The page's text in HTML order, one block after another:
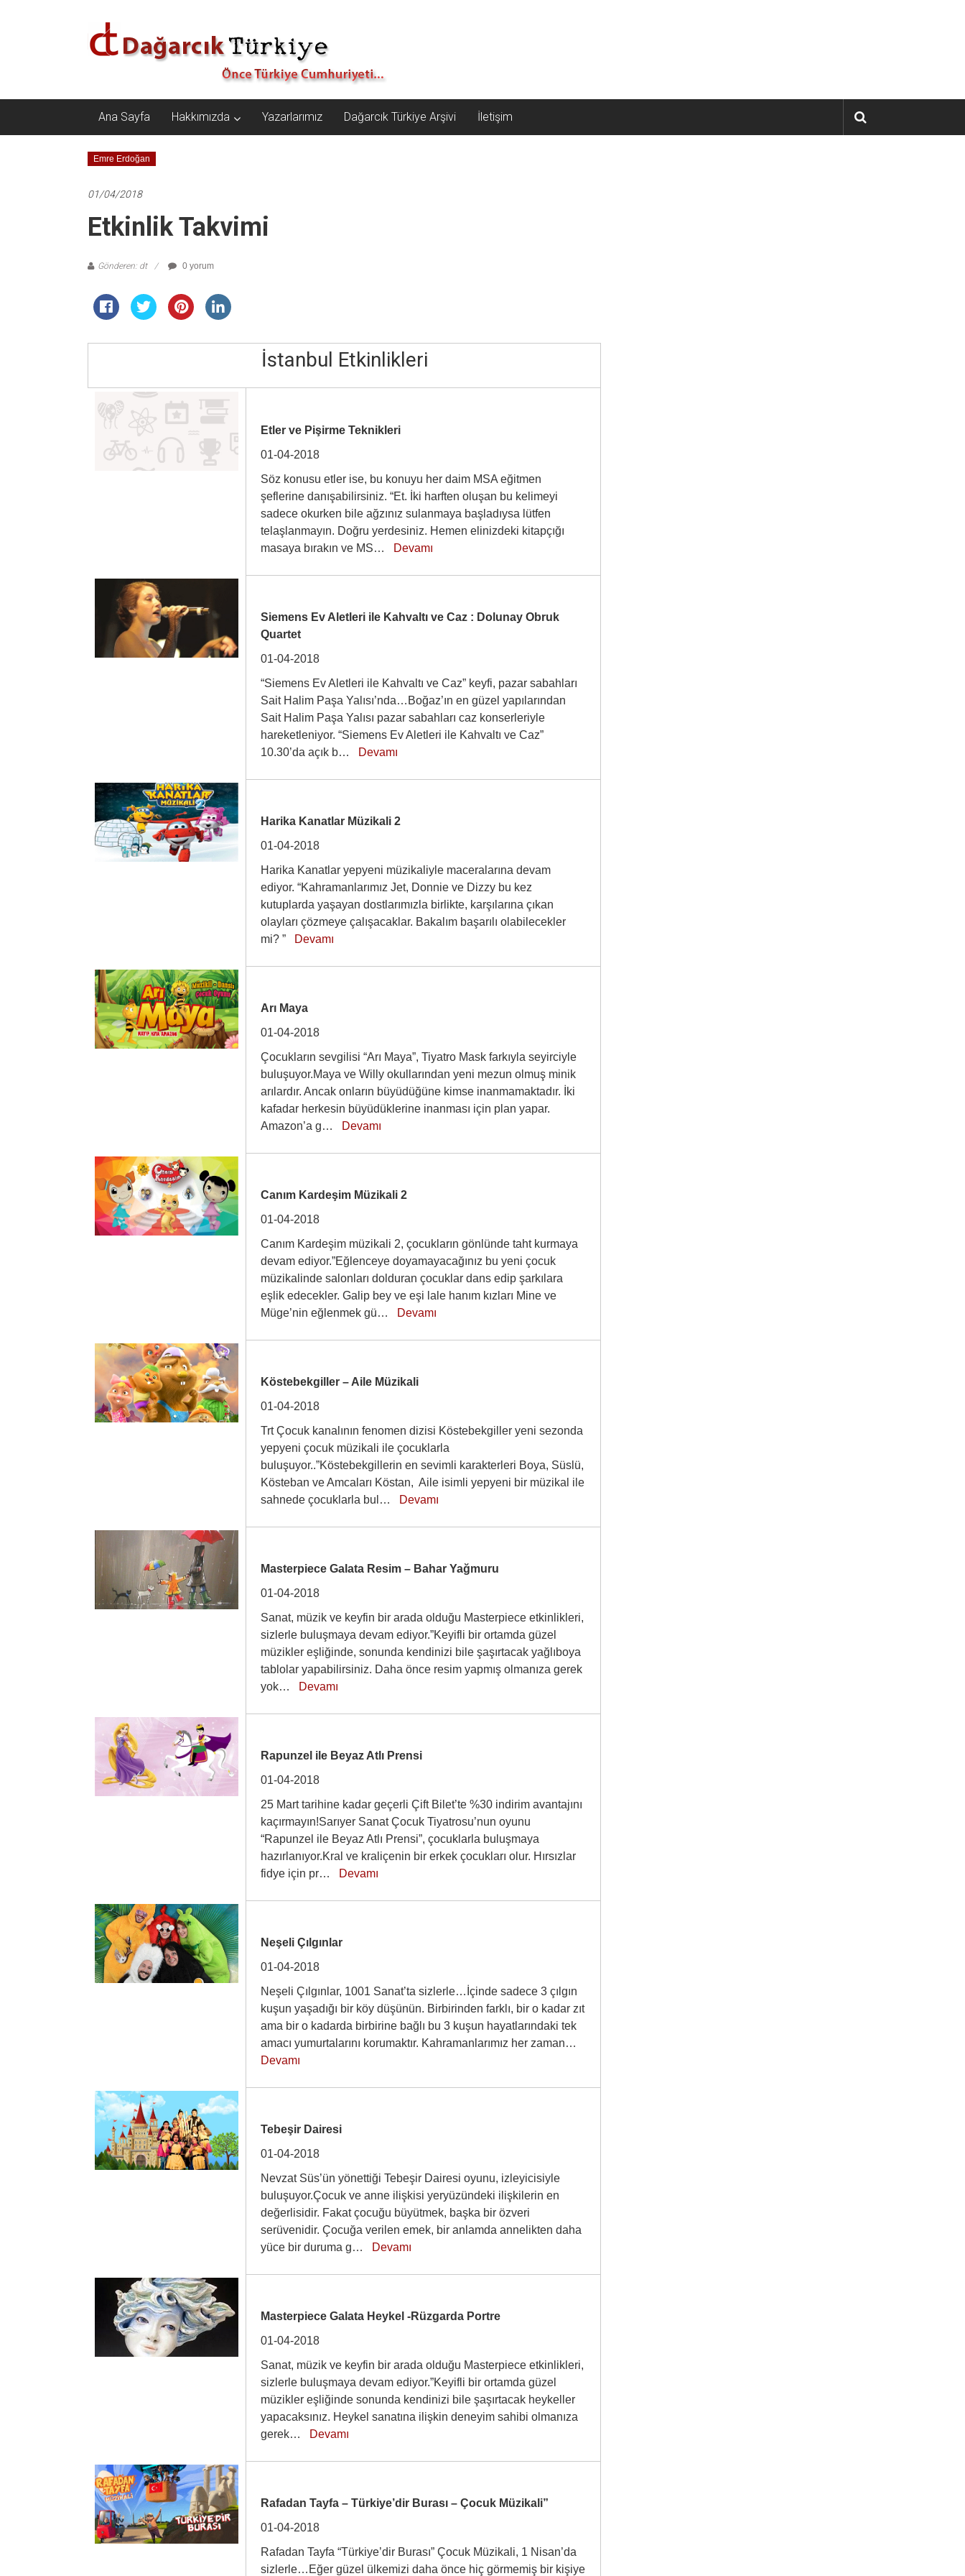
Dağarcık
Türkiye
Türkiye
Cumhuriyeti…
Ana Sayfa Hakkımızda Yazarlarımız Dağarcık Türkiye Arşivi İletişim
Emre Erdoğan
01/04/2018
Etkinlik Takvimi
Gönderen: dt 0 yorum
İstanbul Etkinlikleri
Etler ve Pişirme Teknikleri
01-04-2018
Söz konusu etler ise, bu konuyu her daim MSA eğitmen
şeflerine danışabilirsiniz. “Et. İki harften oluşan bu kelimeyi
sadece okurken bile ağzınız sulanmaya başladıysa lütfen
telaşlanmayın. Doğru yerdesiniz. Hemen elinizdeki kitapçığı
masaya bırakın ve MS…
Devamı
Siemens Ev Aletleri ile Kahvaltı ve Caz : Dolunay Obruk
Quartet
01-04-2018
“Siemens Ev Aletleri ile Kahvaltı ve Caz” keyfi, pazar sabahları
Sait Halim Paşa Yalısı’nda…Boğaz’ın en güzel yapılarından
Sait Halim Paşa Yalısı pazar sabahları caz konserleriyle
hareketleniyor. “Siemens Ev Aletleri ile Kahvaltı ve Caz”
10.30’da açık b…
Devamı
Harika Kanatlar Müzikali 2
01-04-2018
Harika Kanatlar yepyeni müzikaliyle maceralarına devam
ediyor. “Kahramanlarımız Jet, Donnie ve Dizzy bu kez
kutuplarda yaşayan dostlarımızla birlikte, karşılarına çıkan
olayları çözmeye çalışacaklar. Bakalım başarılı olabilecekler
mi? ”
Devamı
Arı Maya
01-04-2018
Çocukların sevgilisi “Arı Maya”, Tiyatro Mask farkıyla seyirciyle
buluşuyor.Maya ve Willy okullarından yeni mezun olmuş minik
arılardır. Ancak onların büyüdüğüne kimse inanmamaktadır. İki
kafadar herkesin büyüdüklerine inanması için plan yapar.
Amazon’a g…
Devamı
Canım Kardeşim Müzikali 2
01-04-2018
Canım Kardeşim müzikali 2, çocukların gönlünde taht kurmaya
devam ediyor.”Eğlenceye doyamayacağınız bu yeni çocuk
müzikalinde salonları dolduran çocuklar dans edip şarkılara
eşlik edecekler. Galip bey ve eşi lale hanım kızları Mine ve
Müge’nin eğlenmek gü…
Devamı
Köstebekgiller – Aile Müzikali
01-04-2018
Trt Çocuk kanalının fenomen dizisi Köstebekgiller yeni sezonda
yepyeni çocuk müzikali ile çocuklarla
buluşuyor..”Köstebekgillerin en sevimli karakterleri Boya, Süslü,
Kösteban ve Amcaları Köstan, Aile isimli yepyeni bir müzikal ile
sahnede çocuklarla bul…
Devamı
Masterpiece Galata Resim – Bahar Yağmuru
01-04-2018
Sanat, müzik ve keyfin bir arada olduğu Masterpiece etkinlikleri,
sizlerle buluşmaya devam ediyor.”Keyifli bir ortamda güzel
müzikler eşliğinde, sonunda kendinizi bile şaşırtacak yağlıboya
tablolar yapabilirsiniz. Daha önce resim yapmış olmanıza gerek
yok…
Devamı
Rapunzel ile Beyaz Atlı Prensi
01-04-2018
25 Mart tarihine kadar geçerli Çift Bilet’te %30 indirim avantajını
kaçırmayın!Sarıyer Sanat Çocuk Tiyatrosu’nun oyunu
“Rapunzel ile Beyaz Atlı Prensi”, çocuklarla buluşmaya
hazırlanıyor.Kral ve kraliçenin bir erkek çocukları olur. Hırsızlar
fidye için pr…
Devamı
Neşeli Çılgınlar
01-04-2018
Neşeli Çılgınlar, 1001 Sanat’ta sizlerle…İçinde sadece 3 çılgın
kuşun yaşadığı bir köy düşünün. Birbirinden farklı, bir o kadar zıt
ama bir o kadarda birbirine bağlı bu 3 kuşun hayatlarındaki tek
amacı yumurtalarını korumaktır. Kahramanlarımız her zaman…
Devamı
Tebeşir Dairesi
01-04-2018
Nevzat Süs’ün yönettiği Tebeşir Dairesi oyunu, izleyicisiyle
buluşuyor.Çocuk ve anne ilişkisi yeryüzündeki ilişkilerin en
değerlisidir. Fakat çocuğu büyütmek, başka bir özveri
serüvenidir. Çocuğa verilen emek, bir anlamda annelikten daha
yüce bir duruma g…
Devamı
Masterpiece Galata Heykel -Rüzgarda Portre
01-04-2018
Sanat, müzik ve keyfin bir arada olduğu Masterpiece etkinlikleri,
sizlerle buluşmaya devam ediyor.”Keyifli bir ortamda güzel
müzikler eşliğinde sonunda kendinizi bile şaşırtacak heykeller
yapacaksınız. Heykel sanatına ilişkin deneyim sahibi olmanıza
gerek…
Devamı
Rafadan Tayfa – Türkiye’dir Burası – Çocuk Müzikali”
01-04-2018
Rafadan Tayfa “Türkiye’dir Burası” Çocuk Müzikali, 1 Nisan’da
sizlerle…Eğer güzel ülkemizi daha önce hiç görmemiş bir kişiye